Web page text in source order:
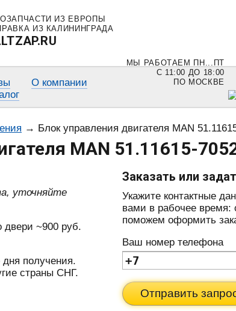
ИЗ ЕВРОПЫ
ИЗ КАЛИНИНГРАДА
МЫ РАБОТАЕМ ПН...ПТ
С 11:00 ДО 18:00
ПО МОСКВЕ
О компании
→ Блок управления двигателя MAN
MAN 51.11615-
уточняйте
двери ~900 руб.
получения.
страны СНГ.
Заказать или
Укажите контактные
вами в рабочее время:
поможем оформить
Ваш номер телефона
Отправить